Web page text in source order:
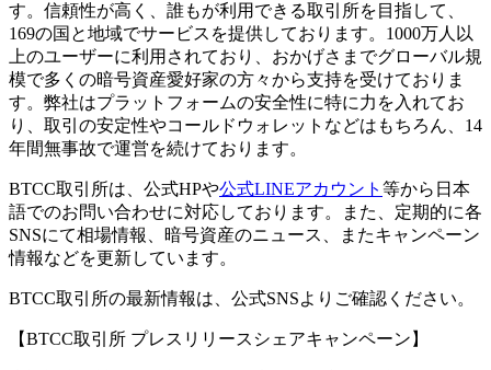
す。信頼性が高く、誰もが利用できる取引所を目指して、
169の国と地域でサービスを提供しております。1000万人以
上のユーザーに利用されており、おかげさまでグローバル規
模で多くの暗号資産愛好家の方々から支持を受けておりま
す。弊社はプラットフォームの安全性に特に力を入れてお
り、取引の安定性やコールドウォレットなどはもちろん、14
年間無事故で運営を続けております。
BTCC取引所は、公式HPや公式LINEアカウント 等から日本
語でのお問い合わせに対応しております。また、定期的に各
SNSにて相場情報、暗号資産のニュース、またキャンペーン
情報などを更新しています。
BTCC取引所の最新情報は、公式SNSよりご確認ください。
【BTCC取引所 プレスリリースシェアキャンペーン】